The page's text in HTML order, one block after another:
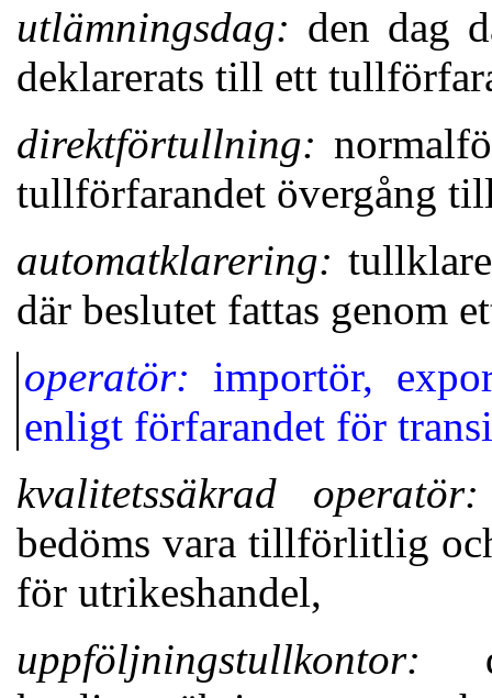
utlämningsdag: den dag
deklarerats till ett
direktförtullning:
tullförfarandet övergång
automatklarering:
där beslutet fattas genom
operatör: importör,
enligt förfarandet för
kvalitetssäkrad operatör:
bedöms vara tillförlitlig
för utrikeshandel,
uppföljningstullkontor: